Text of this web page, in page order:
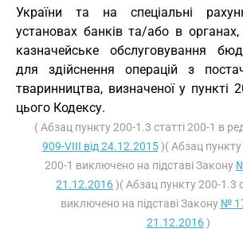
України та на спеціальні
установах банків та/або в
казначейське обслуговування
для здійснення операцій з
тваринництва, визначеної у пункті
цього Кодексу.
( Абзац пункту 200-1.3 статті 200-1 в
909-VIII від 24.12.2015)( Абзац пункту
200-1 виключено на підставі Закону
21.12.2016)( Абзац пункту 200-1.3
виключено на підставі Закону №
21.12.2016)